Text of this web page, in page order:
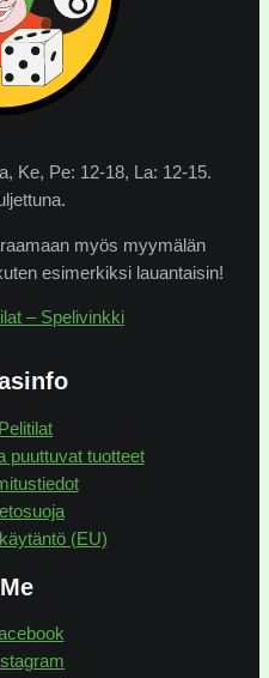
Ke, Pe: 12-18, La: 12-15.
myös myymälän
esimerkiksi lauantaisin!
– Spelivinkki
Pelitilat
puuttuvat tuotteet
(EU)